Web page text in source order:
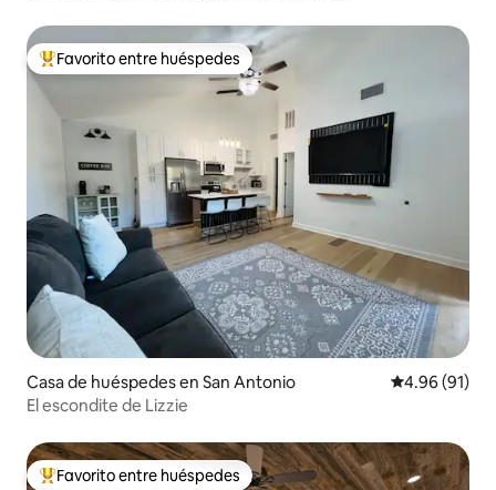
Favorito entre huéspedes preferido
Favorito entre huéspedes
Casa de huéspedes en San Antonio Calificación
4.96 (91)
El escondite de Lizzie
Favorito entre huéspedes preferido
Favorito entre huéspedes